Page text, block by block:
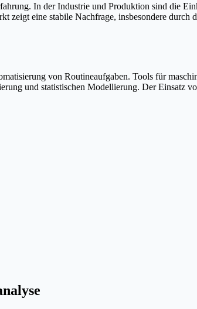
In der Industrie und Produktion sind die
eine stabile Nachfrage, insbesondere durch
von Routineaufgaben. Tools für
und statistischen Modellierung. Der Einsatz